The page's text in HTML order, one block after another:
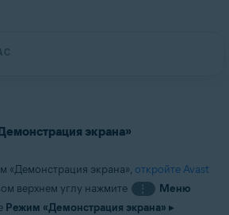
экрана»
«Демонстрация экрана», откройте Avast
верхнем углу нажмите ⋮
Меню
Режим «Демонстрация экрана» ▸